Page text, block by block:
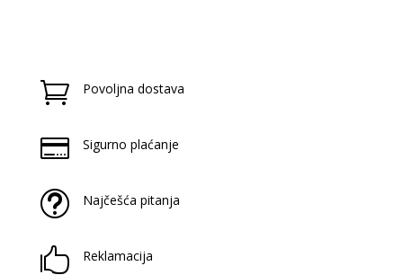
 Povoljna dostava
 Sigurno plaćanje
t Najčešća pitanja
 Reklamacija